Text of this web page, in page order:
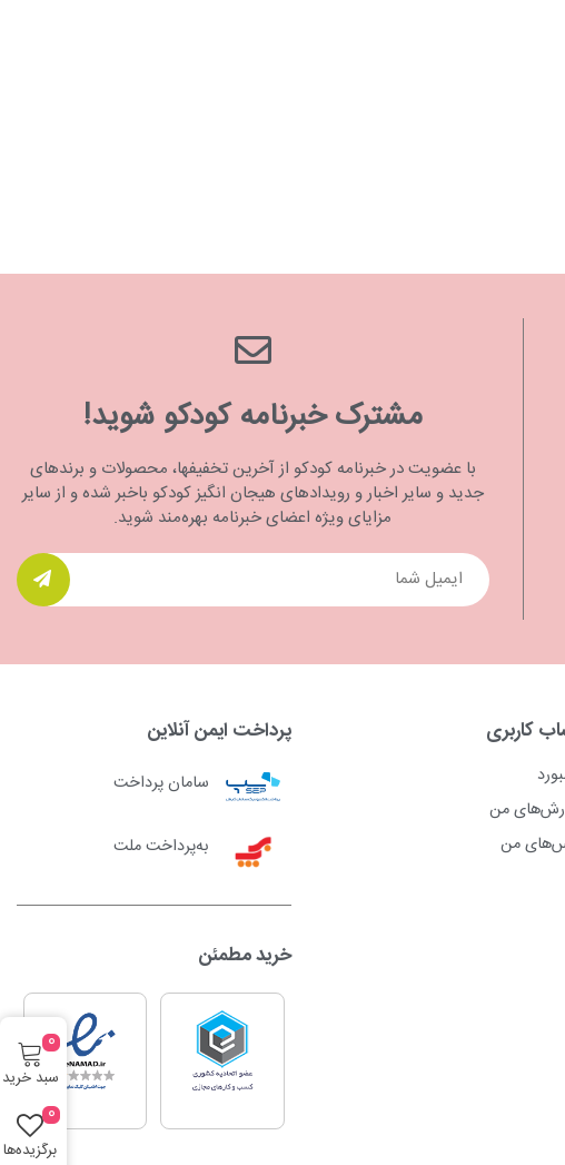
مشترک خبرنامه کودکو شوید!
با عضویت در خبرنامه کودکو از آخرین تخفیفها، محصولات و برندهای
جدید و سایر اخبار و رویدادهای هیجان انگیز کودکو باخبر شده و از سایر
مزایای ویژه اعضای خبرنامه بهره‌مند شوید.
کاربری
من
من
پرداخت ایمن آنلاین
سامان پرداخت
به‌پرداخت ملت
خرید مطمئن
سبد خرید
0
برگزیده‌ها
0